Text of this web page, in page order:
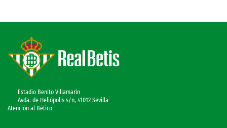
Estadio Benito Villamarín
Avda. de Heliópolis s/n, 41012 Sevilla
Atención al Bético